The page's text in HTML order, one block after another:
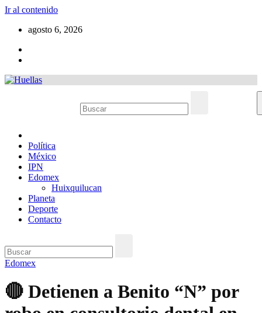
Ir al contenido
agosto 6, 2026
Política
México
IPN
Edomex
Huixquilucan
Planeta
Deporte
Contacto
Edomex
🔴 Detienen a Benito “N” por